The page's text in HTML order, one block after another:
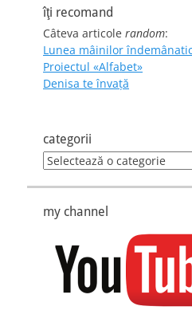
îţi recomand
Câteva articole random:
Lunea mâinilor
Proiectul «Alfabet»
Denisa te învaţă
categorii
categorii
my channel